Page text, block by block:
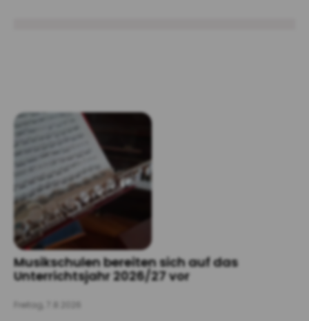
Musikschulen bereiten sich auf das
Unterrichtsjahr 2026/27 vor
Freitag, 7.8.2026